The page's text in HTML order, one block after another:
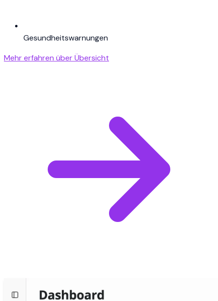
Gesundheitswarnungen
Mehr erfahren über Übersicht